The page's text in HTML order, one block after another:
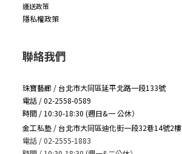
運送政策
隱私權政策
聯絡我們
珠寶藝廊 / 台北市大同區延平北路一段133號
電話 / 02-2558-0589
時間 / 10:30-18:30 (週日&一 公休）
金工私塾 / 台北市大同區迪化街一段32巷14號2樓
電話 / 02-2555-1883